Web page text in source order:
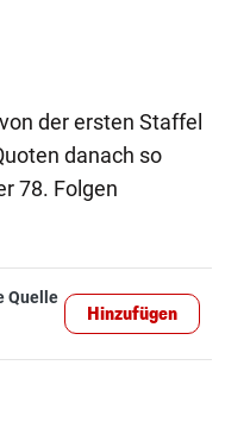
der ersten Staffel
danach so
78. Folgen
Quelle
Hinzufügen